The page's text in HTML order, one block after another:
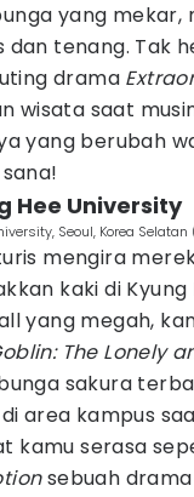
yang mekar,
dan tenang. Tak
drama
wisata saat
yang berubah
Hee University
Seoul, Korea
mengira
kaki di
yang megah,
The Lonely
sakura
area kampus
kamu serasa
sebuah